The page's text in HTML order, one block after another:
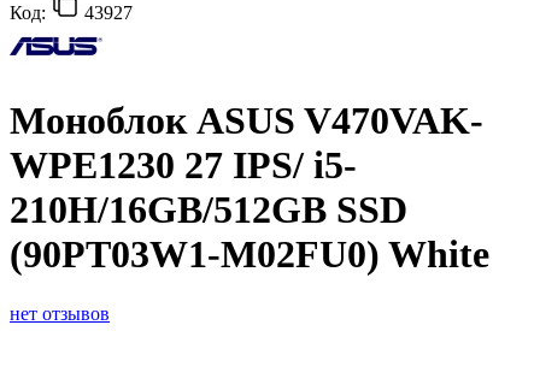
Код: 43927
Моноблок ASUS V470VAK-
WPE1230 27 IPS/ i5-
210H/16GB/512GB SSD
(90PT03W1-M02FU0) White
нет отзывов